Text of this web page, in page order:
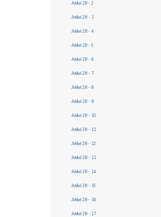
Artikel 28 - 2
Artikel 28 - 3
Artikel 28 - 4
Artikel 28 - 5
Artikel 28 - 6
Artikel 28 - 7
Artikel 28 - 8
Artikel 28 - 9
Artikel 28 - 10
Artikel 28 - 11
Artikel 28 - 12
Artikel 28 - 13
Artikel 28 - 14
Artikel 28 - 15
Artikel 28 - 16
Artikel 28 - 17